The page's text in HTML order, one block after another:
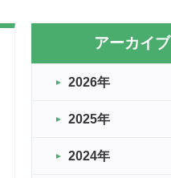
アーカイブ
2026年
2025年
2024年